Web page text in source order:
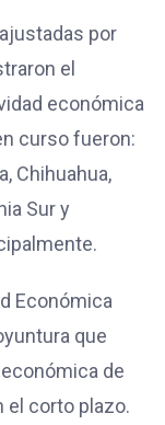
por
el
económica
curso fueron:
Chihuahua,
Sur y
Económica
que
de
el corto plazo.